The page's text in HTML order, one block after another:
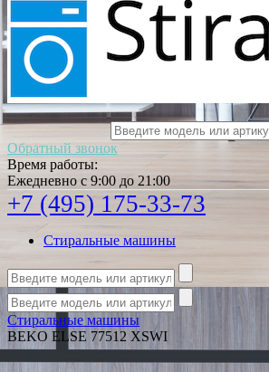
Обратный звонок
Время работы:
Ежедневно с 9:00 до 21:00
+7 (495) 175-33-73
Стиральные машины
Стиральные машины
BEKO ELSE 77512 XSWI